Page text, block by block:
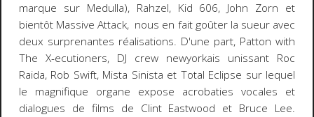
marque sur Medulla), Rahzel, Kid 606, John Zorn et
bientôt Massive Attack, nous en fait goûter la sueur avec
deux surprenantes réalisations. D'une part, Patton with
The X-ecutioners,DJ crew newyorkais unissant Roc
Raida, Rob Swift, Mista Sinista et Total Eclipse sur lequel
le magnifique organe expose acrobaties vocales et
dialogues de films de Clint Eastwood et Bruce Lee.